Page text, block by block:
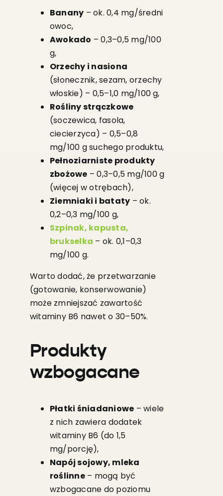
Banany – ok. 0,4 mg/średni
owoc,
Awokado – 0,3–0,5 mg/100
g,
Orzechy i nasiona
(słonecznik, sezam, orzechy
włoskie) – 0,5–1,0 mg/100 g,
Rośliny strączkowe
(soczewica, fasola,
ciecierzyca) – 0,5–0,8
mg/100 g suchego produktu,
Pełnoziarniste produkty
zbożowe – 0,3–0,5 mg/100 g
(więcej w otrębach),
Ziemniaki i bataty – ok.
0,2–0,3 mg/100 g,
Szpinak, kapusta,
brukselka – ok. 0,1–0,3
mg/100 g.
Warto dodać, że przetwarzanie
(gotowanie, konserwowanie)
może zmniejszać zawartość
witaminy B6 nawet o 30–50%.
Produkty
wzbogacane
Płatki śniadaniowe – wiele
z nich zawiera dodatek
witaminy B6 (do 1,5
mg/porcję),
Napój sojowy, mleka
roślinne– mogą być
wzbogacane do poziomu